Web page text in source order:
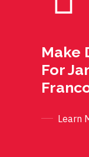
Make
For
Learn